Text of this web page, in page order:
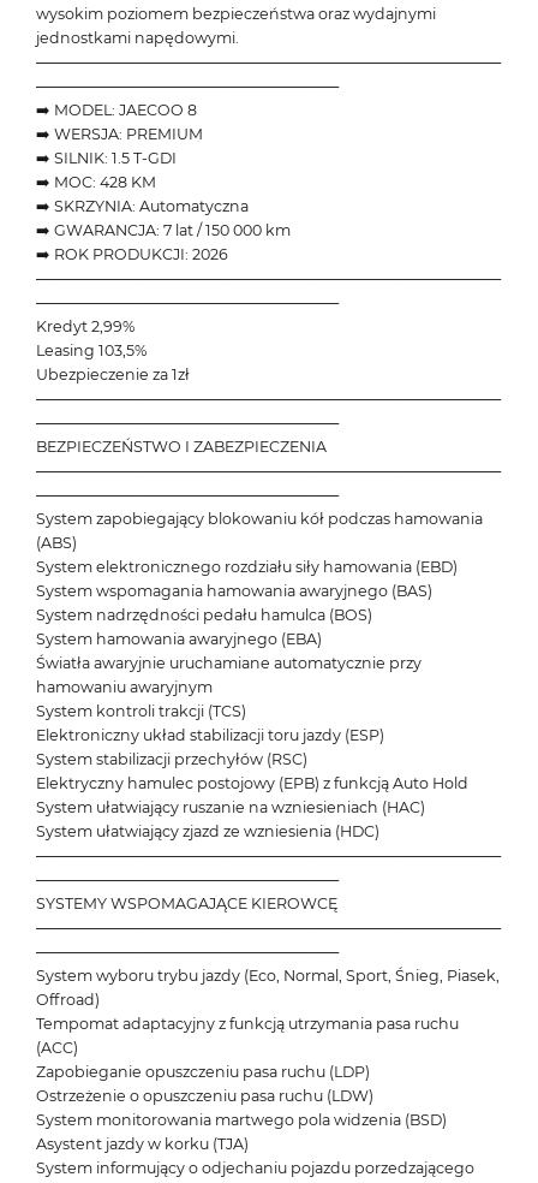
wysokim poziomem bezpieczeństwa oraz wydajnymi
jednostkami napędowymi.
───────────────────────────────────────────
────────────────────────────
➡️ MODEL: JAECOO 8
➡️ WERSJA: PREMIUM
➡️ SILNIK: 1.5 T-GDI
➡️ MOC: 428 KM
➡️ SKRZYNIA: Automatyczna
➡️ GWARANCJA: 7 lat / 150 000 km
➡️ ROK PRODUKCJI: 2026
───────────────────────────────────────────
────────────────────────────
Kredyt 2,99%
Leasing 103,5%
Ubezpieczenie za 1zł
───────────────────────────────────────────
────────────────────────────
BEZPIECZEŃSTWO I ZABEZPIECZENIA
───────────────────────────────────────────
────────────────────────────
System zapobiegający blokowaniu kół podczas hamowania
(ABS)
System elektronicznego rozdziału siły hamowania (EBD)
System wspomagania hamowania awaryjnego (BAS)
System nadrzędności pedału hamulca (BOS)
System hamowania awaryjnego (EBA)
Światła awaryjnie uruchamiane automatycznie przy
hamowaniu awaryjnym
System kontroli trakcji (TCS)
Elektroniczny układ stabilizacji toru jazdy (ESP)
System stabilizacji przechyłów (RSC)
Elektryczny hamulec postojowy (EPB) z funkcją Auto Hold
System ułatwiający ruszanie na wzniesieniach (HAC)
System ułatwiający zjazd ze wzniesienia (HDC)
───────────────────────────────────────────
────────────────────────────
SYSTEMY WSPOMAGAJĄCE KIEROWCĘ
───────────────────────────────────────────
────────────────────────────
System wyboru trybu jazdy (Eco, Normal, Sport, Śnieg, Piasek,
Offroad)
Tempomat adaptacyjny z funkcją utrzymania pasa ruchu
(ACC)
Zapobieganie opuszczeniu pasa ruchu (LDP)
Ostrzeżenie o opuszczeniu pasa ruchu (LDW)
System monitorowania martwego pola widzenia (BSD)
Asystent jazdy w korku (TJA)
System informujący o odjechaniu pojazdu porzedzającego